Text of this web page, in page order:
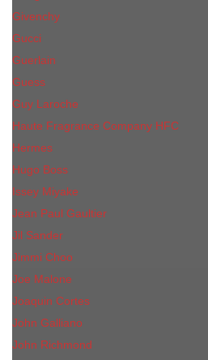
Givenchy
Gucci
Guerlain
Guess
Guy Laroche
Haute Fragrance Company HFC
Hermes
Hugo Boss
Issey Miyake
Jean Paul Gaultier
Jil Sander
Jimmi Choo
Jое Malоnе
Joaquin Cortes
John Galliano
John Richmond